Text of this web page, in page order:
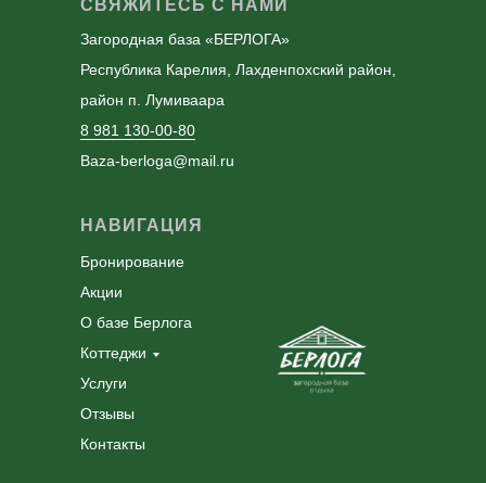
СВЯЖИТЕСЬ С НАМИ
Загородная база «БЕРЛОГА»
Республика Карелия, Лахденпохский район,
район п. Лумиваара
8 981 130-00-80
Baza-berloga@mail.ru
НАВИГАЦИЯ
Бронирование
Акции
О базе Берлога
Коттеджи
Услуги
Отзывы
Контакты